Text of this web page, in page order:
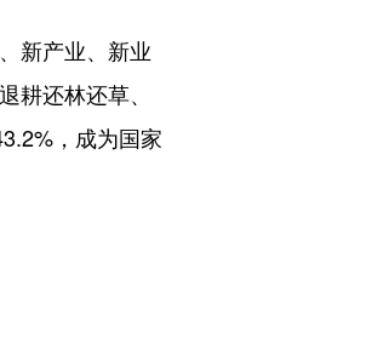
新产业、新业
还林还草、
，成为国家